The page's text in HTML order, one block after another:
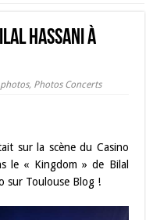
Hassani à
photos, Photos Concerts
sur la scène du Casino
le « Kingdom » de Bilal
sur Toulouse Blog !